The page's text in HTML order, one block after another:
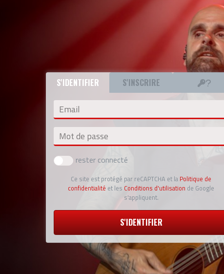
S'IDENTIFIER S'INSCRIRE
Email
Mot de passe
rester connecté
Ce site est protégé par reCAPTCHA et la Politique de
confidentialité et les Conditions d'utilisation de Google
s'appliquent.
S'IDENTIFIER